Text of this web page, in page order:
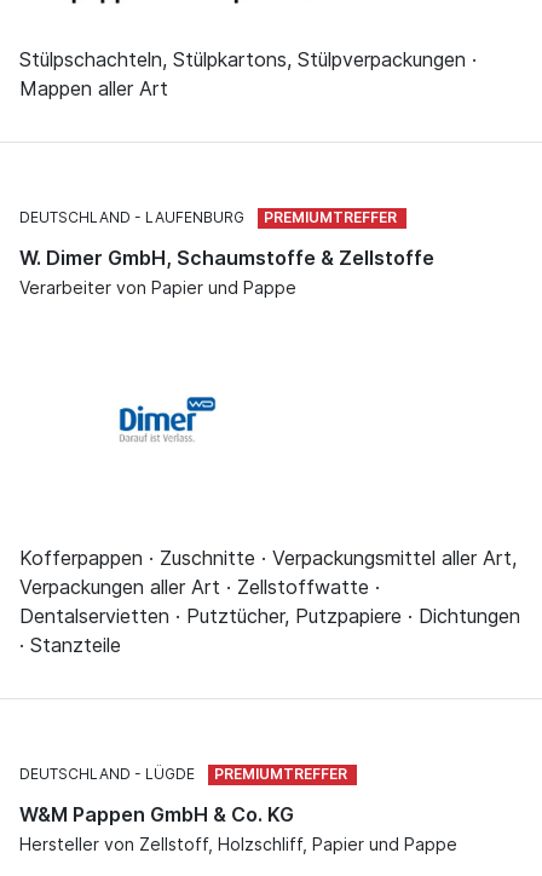
Stülpschachteln, Stülpkartons, Stülpverpackungen ·
Mappen aller Art
DEUTSCHLAND LAUFENBURG
W. Dimer GmbH, Schaumstoffe & Zellstoffe
Verarbeiter von Papier und Pappe
Kofferpappen · Zuschnitte · Verpackungsmittel aller Art,
Verpackungen aller Art · Zellstoffwatte ·
Dentalservietten · Putztücher, Putzpapiere · Dichtungen
· Stanzteile
DEUTSCHLAND LÜGDE
W&M Pappen GmbH & Co. KG
Hersteller von Zellstoff, Holzschliff, Papier und Pappe